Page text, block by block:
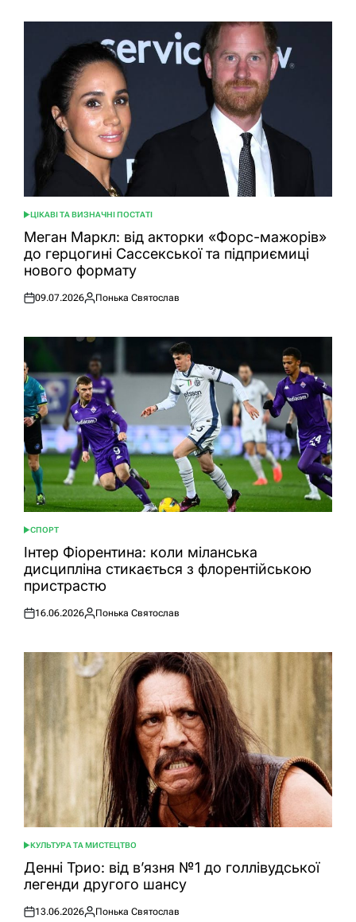
ОПУБЛІКУВАТИ
У
ЦІКАВІ ТА ВИЗНАЧНІ ПОСТАТІ
Меган Маркл: від акторки «Форс-мажорів»
до герцогині Сассекської та підприємиці
нового формату
Оприлюднено
09.07.2026
Опубліковано
Понька Святослав
ОПУБЛІКУВАТИ
У
СПОРТ
Інтер Фіорентина: коли міланська
дисципліна стикається з флорентійською
пристрастю
Оприлюднено
16.06.2026
Опубліковано
Понька Святослав
ОПУБЛІКУВАТИ
У
КУЛЬТУРА ТА МИСТЕЦТВО
Денні Трио: від в’язня №1 до голлівудської
легенди другого шансу
Оприлюднено
13.06.2026
Опубліковано
Понька Святослав